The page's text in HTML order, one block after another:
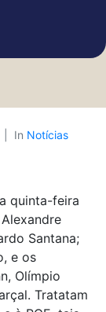
In Notícias
quinta-feira
Santana;
e os
Olímpio
Tratatam